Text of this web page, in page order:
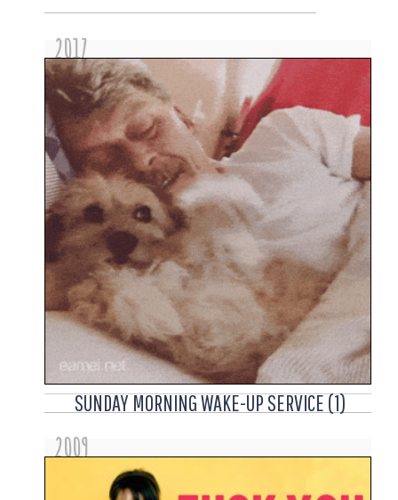
2017
SUNDAY MORNING WAKE-UP SERVICE (1)
2009